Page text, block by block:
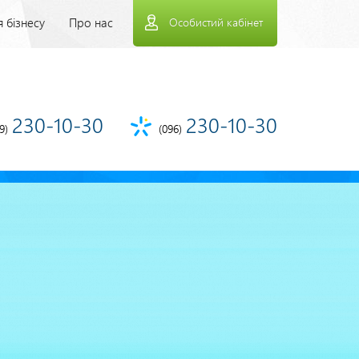
Особистий кабінет
бізнесу Про нас
230-10-30 (096) 230-10-30